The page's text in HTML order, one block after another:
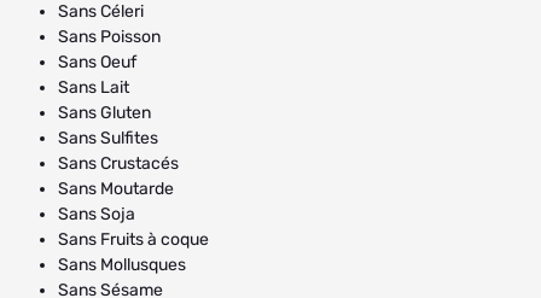
Sans Céleri
Sans Poisson
Sans Oeuf
Sans Lait
Sans Gluten
Sans Sulfites
Sans Crustacés
Sans Moutarde
Sans Soja
Sans Fruits à coque
Sans Mollusques
Sans Sésame